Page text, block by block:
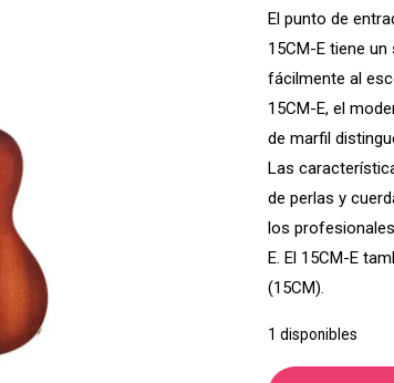
El punto de
15CM-E tiene
fácilmente al
15CM-E, el
de marfil
Las
de perlas y
los
E. El 15CM-E
(15CM).
1 disponibles